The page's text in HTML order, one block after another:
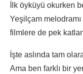
İlk öyküyü okurken
Yeşilçam
filmlere de pek
İşte aslında tam
Ama ben farklı bir